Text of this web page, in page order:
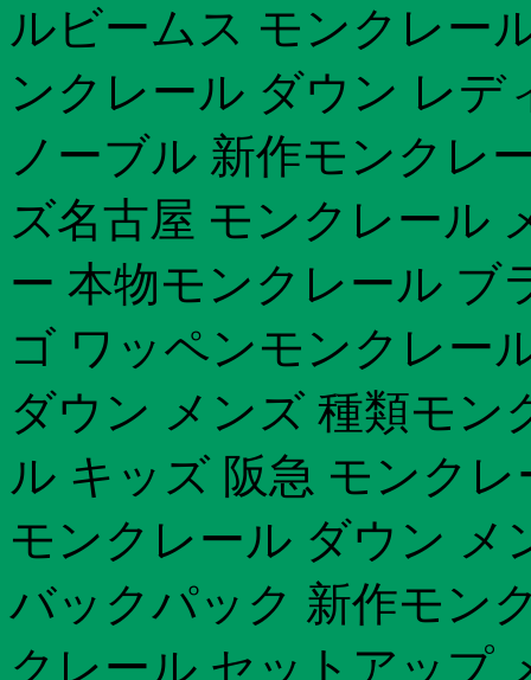
ルビームス モンクレー
ンクレール ダウン レデ
ノーブル 新作モンクレ
ズ名古屋 モンクレール
ー 本物モンクレール ブ
ゴ ワッペンモンクレー
ダウン メンズ 種類モン
ル キッズ 阪急 モンク
モンクレール ダウン メ
バックパック 新作モン
クレール セットアップ